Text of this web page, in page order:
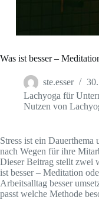
Was ist besser –
ste.esser
Lachyoga für
Nutzen von
Stress ist ein Dauerthema
nach Wegen für ihre
Dieser Beitrag stellt zwei
ist besser – Meditation
Arbeitsalltag besser
passt welche Methode